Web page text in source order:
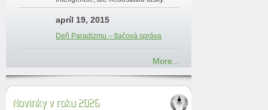
apríl 19, 2015
Deň Paradizmu – tlačová správa
More...
Novinky v roku 2026